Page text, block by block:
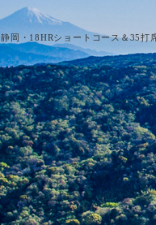
静岡・18HRショートコース＆35打